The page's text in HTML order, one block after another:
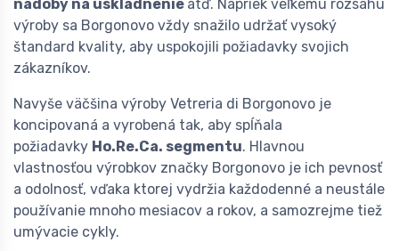
nádoby na uskladnenie atď. Napriek veľkému rozsahu
výroby sa Borgonovo vždy snažilo udržať vysoký
štandard kvality, aby uspokojili požiadavky svojich
zákazníkov.
Navyše väčšina výroby Vetreria di Borgonovo je
koncipovaná a vyrobená tak, aby spĺňala
požiadavky Ho.Re.Ca. segmentu. Hlavnou
vlastnosťou výrobkov značky Borgonovo je ich pevnosť
a odolnosť, vďaka ktorej vydržia každodenné a neustále
používanie mnoho mesiacov a rokov, a samozrejme tiež
umývacie cykly.